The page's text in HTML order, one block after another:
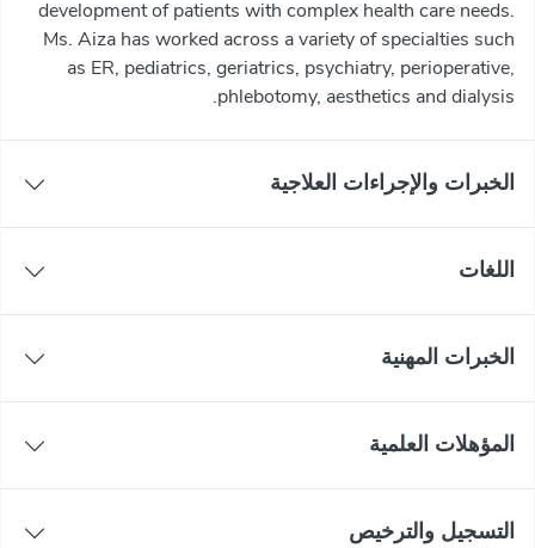
development of patients with complex health care needs.
Ms. Aiza has worked across a variety of specialties such
as ER, pediatrics, geriatrics, psychiatry, perioperative,
phlebotomy, aesthetics and dialysis.
الخبرات والإجراءات العلاجية
اللغات
الخبرات المهنية
المؤهلات العلمية
التسجيل والترخيص